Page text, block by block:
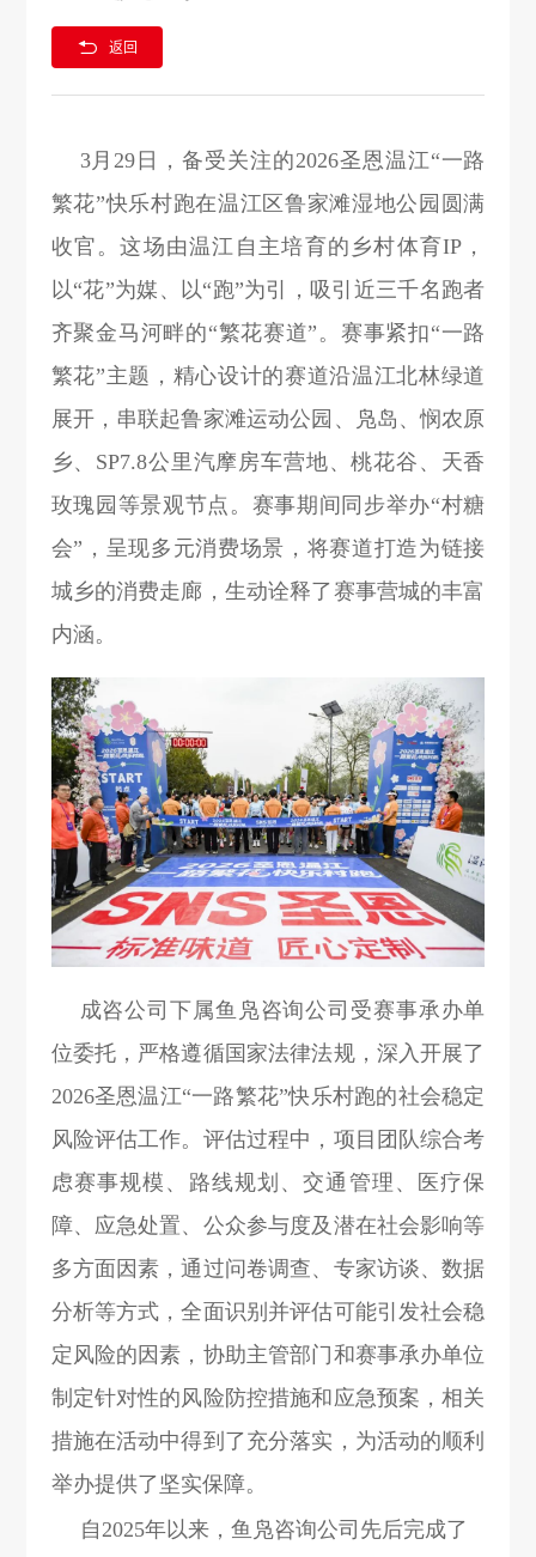
 返回
3月29日，备受关注的2026圣恩温江“一路
繁花”快乐村跑在温江区鲁家滩湿地公园 圆满
收官。这场由温江自主培育的乡村体育IP，
以“花”为媒、以“跑”为引，吸引近三千名跑者
齐聚金马河畔的“繁花赛道”。 赛事紧扣“一路
繁花”主题，精心设计的赛道沿温江北林绿道
展开，串联起鲁家滩运动公园、凫岛、悯农原
乡、SP7.8公里汽摩房车营地、桃花谷、 天香
玫瑰园 等景观节点。赛事期间同步举办“村糖
会”，呈现多元消费场景，将赛道打造为链接
城乡的消费走廊，生动诠释了赛事营城的丰富
内涵。
成咨公司下属鱼凫咨询公司受赛事承办单
位委托，严格遵循国家法律法规，深入开展了
2026圣恩温江“一路繁花”快乐村跑的社会稳定
风险评估工作。评估过程中，项目团队综合考
虑赛事规模、路线规划、交通管理、医疗保
障、应急处置、公众参与度及潜在社会影响等
多方面因素，通过问卷调查、专家访谈、数据
分析等方式，全面识别并评估可能引发社会稳
定风险的因素，协助主管部门和赛事承办单位
制定针对性的风险防控措施和应急预案，相关
措施在活动中得到了充分落实，为活动的顺利
举办提供了坚实保障。
自2025年以来，鱼凫咨询公司先后完成了